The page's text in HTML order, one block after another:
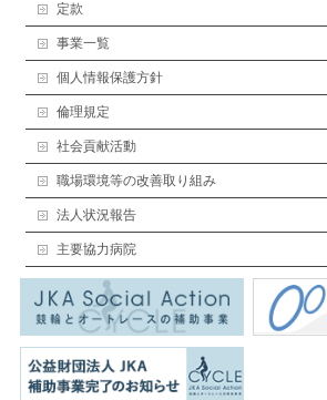
定款
事業一覧
個人情報保護方針
倫理規定
社会貢献活動
職場環境等の改善取り組み
法人状況報告
主要協力病院